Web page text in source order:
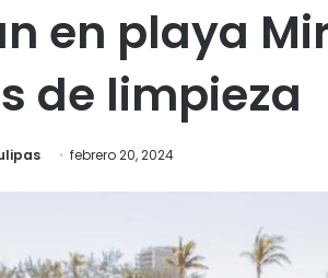
en playa
de limpieza
febrero 20, 2024